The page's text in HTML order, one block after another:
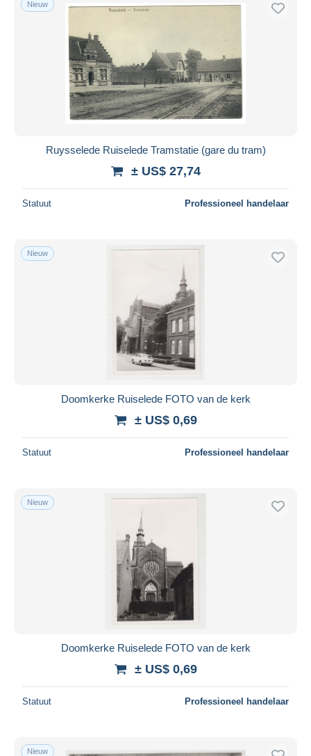
Gratis levering
Betaalmiddelen
PayPal
Bankoverschrijving
Visa
Mastercard
iDeal
Maestro
Toepassen
Nieuw
Ruysselede Ruiselede Tramstatie (gare du tram)
± US$ 27,74
Statuut Professioneel handelaar
Nieuw
Doomkerke Ruiselede FOTO van de kerk
± US$ 0,69
Statuut Professioneel handelaar
Nieuw
Doomkerke Ruiselede FOTO van de kerk
± US$ 0,69
Statuut Professioneel handelaar
Nieuw